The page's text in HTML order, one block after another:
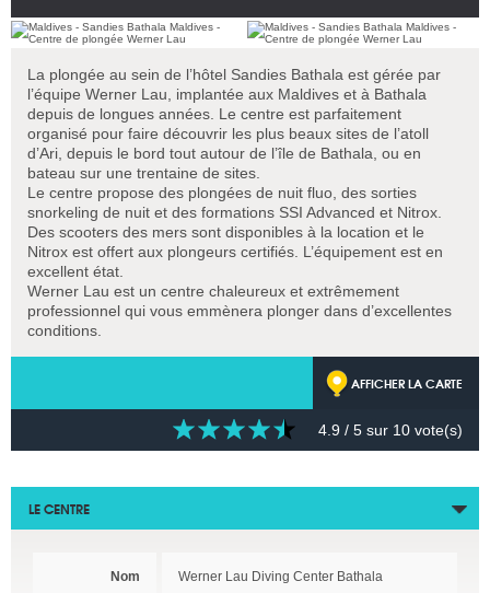
La plongée au sein de l’hôtel Sandies Bathala est gérée par
l’équipe Werner Lau, implantée aux Maldives et à Bathala
depuis de longues années. Le centre est parfaitement
organisé pour faire découvrir les plus beaux sites de l’atoll
d’Ari, depuis le bord tout autour de l’île de Bathala, ou en
bateau sur une trentaine de sites.
Le centre propose des plongées de nuit fluo, des sorties
snorkeling de nuit et des formations SSI Advanced et Nitrox.
Des scooters des mers sont disponibles à la location et le
Nitrox est offert aux plongeurs certifiés. L’équipement est en
excellent état.
Werner Lau est un centre chaleureux et extrêmement
professionnel qui vous emmènera plonger dans d’excellentes
conditions.
AFFICHER LA CARTE
4.9 / 5 sur 10 vote(s)
LE CENTRE
Nom Werner Lau Diving Center Bathala